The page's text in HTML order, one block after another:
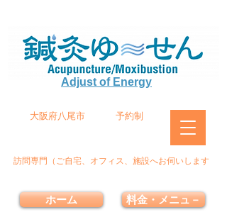
Adjust of Energy
大阪府八尾市 予約制
訪問専門（ご自宅、オフィス、施設へお伺いします
ホーム 料金・メニュ－